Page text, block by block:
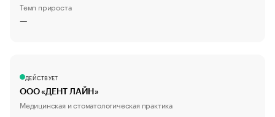
Темп прироста
—
ДЕЙСТВУЕТ
ООО «ДЕНТ ЛАЙН»
Медицинская и стоматологическая практика